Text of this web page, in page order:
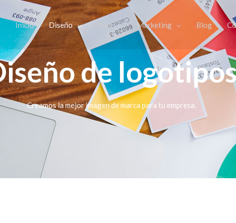
Inicio Diseño Web Marketing Blog
de
Creamos la mejor imagen de marca para tu empresa.